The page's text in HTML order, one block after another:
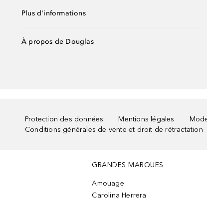
Plus d'informations
À propos de Douglas
Protection des données Mentions légales
Conditions générales de vente et droit de rétractation
GRANDES MARQUES
Amouage
Carolina Herrera